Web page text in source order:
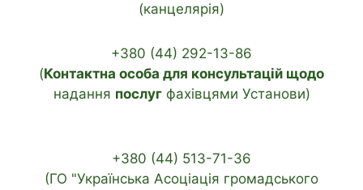
(канцелярія)
+380 (44) 292-13-86
(Контактна особа для консультацій щодо
надання послугфахівцями Установи)
+380 (44) 513-71-36
(ГО "Українська Асоціація громадського